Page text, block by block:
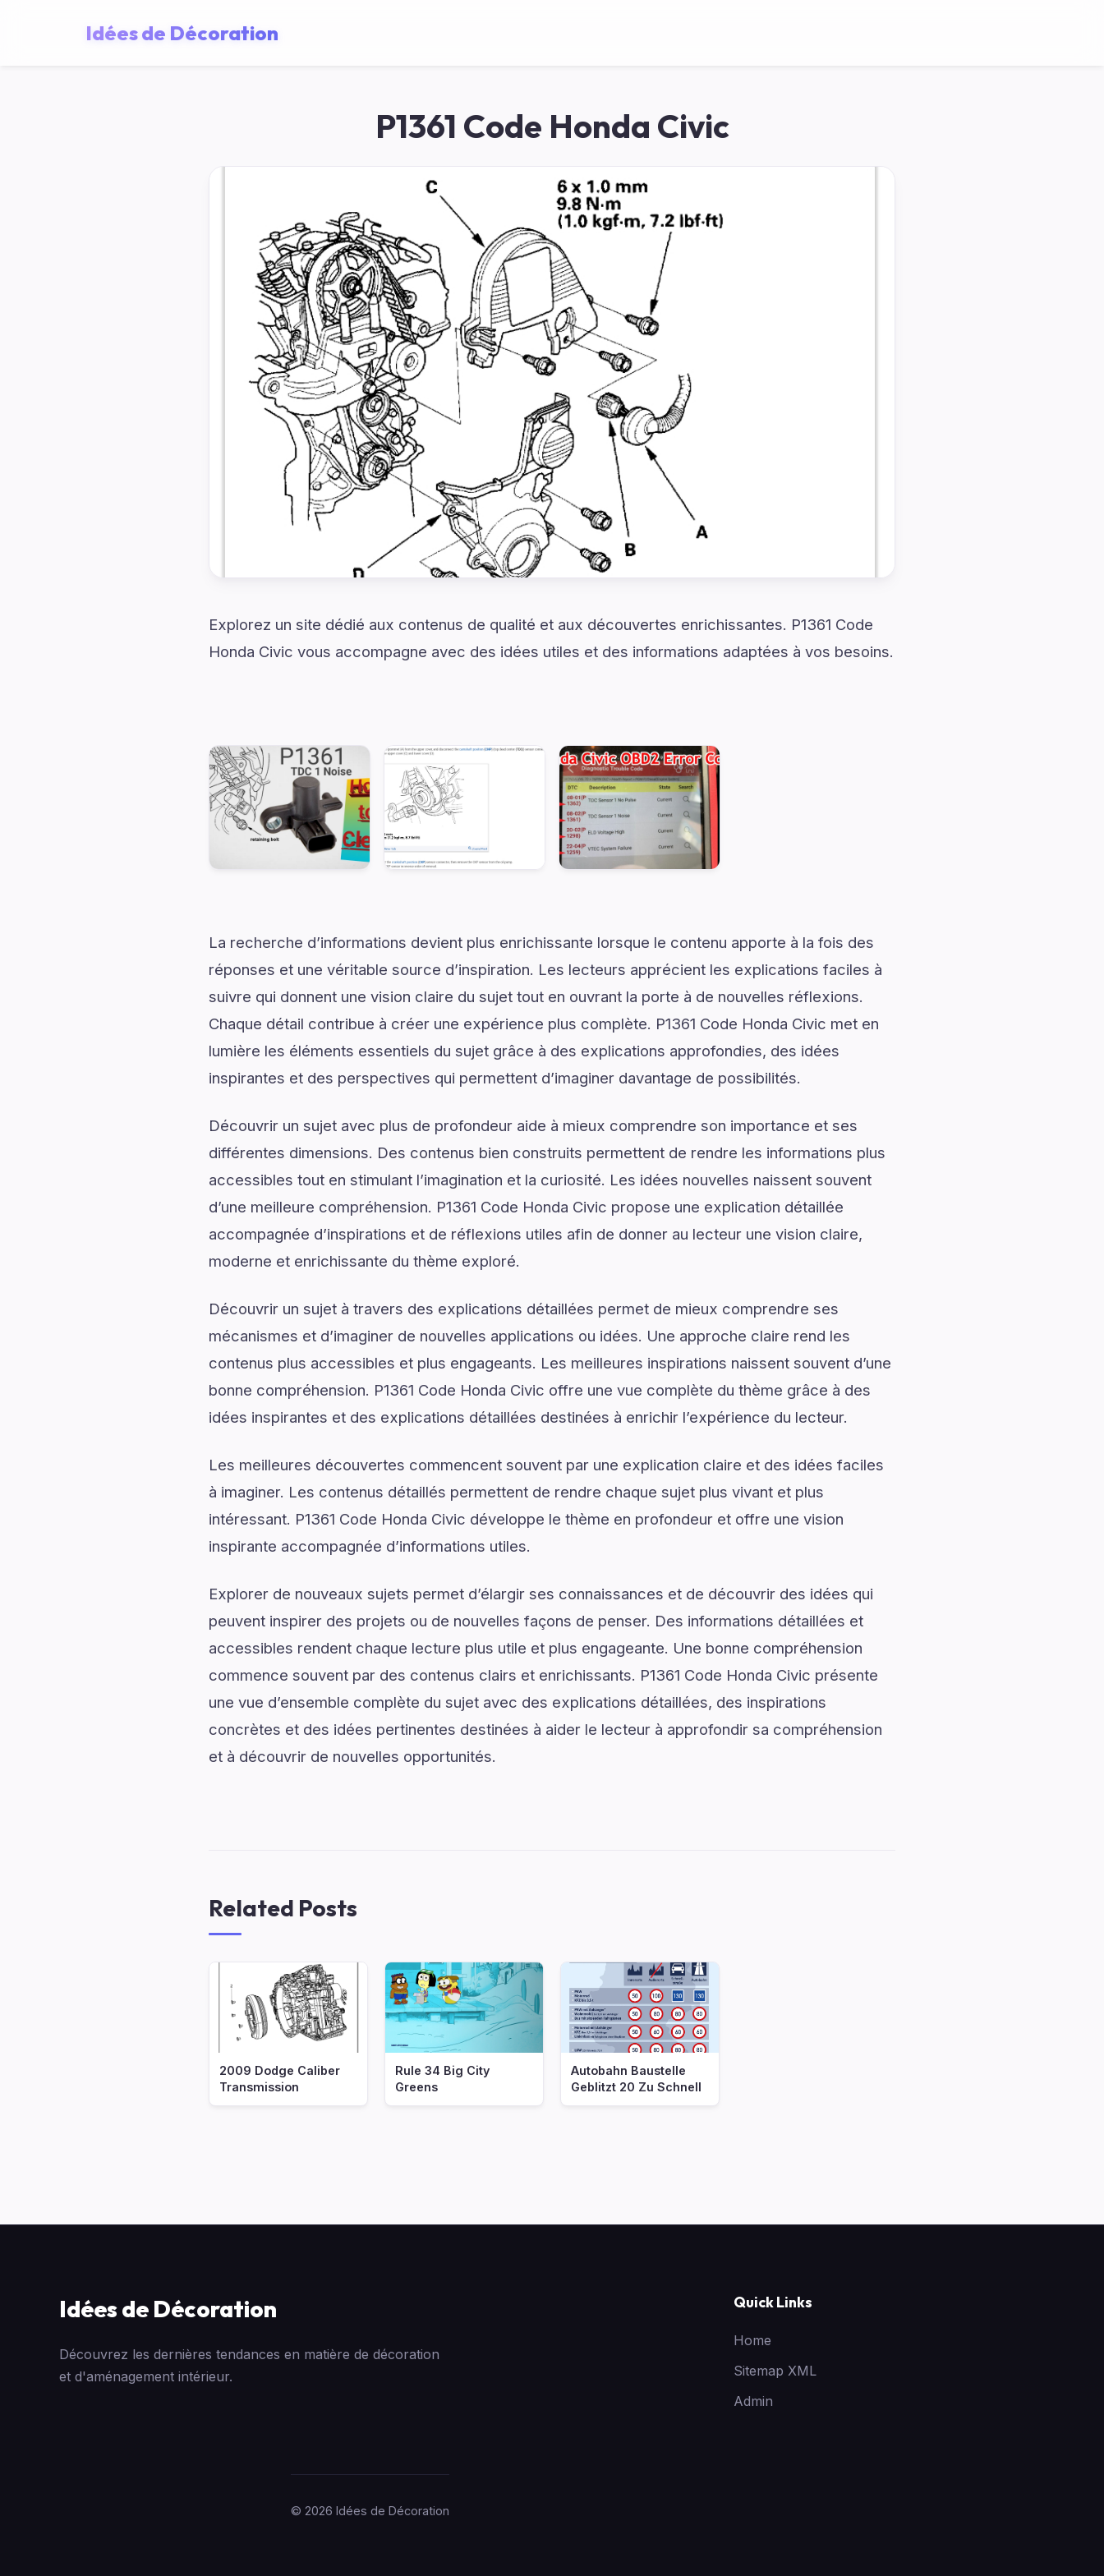
Idées de Décoration
P1361 Code Honda Civic
Explorez un site dédié aux contenus de qualité et aux découvertes enrichissantes. P1361 Code
Honda Civic vous accompagne avec des idées utiles et des informations adaptées à vos besoins.
La recherche d’informations devient plus enrichissante lorsque le contenu apporte à la fois des
réponses et une véritable source d’inspiration. Les lecteurs apprécient les explications faciles à
suivre qui donnent une vision claire du sujet tout en ouvrant la porte à de nouvelles réflexions.
Chaque détail contribue à créer une expérience plus complète. P1361 Code Honda Civic met en
lumière les éléments essentiels du sujet grâce à des explications approfondies, des idées
inspirantes et des perspectives qui permettent d’imaginer davantage de possibilités.
Découvrir un sujet avec plus de profondeur aide à mieux comprendre son importance et ses
différentes dimensions. Des contenus bien construits permettent de rendre les informations plus
accessibles tout en stimulant l’imagination et la curiosité. Les idées nouvelles naissent souvent
d’une meilleure compréhension. P1361 Code Honda Civic propose une explication détaillée
accompagnée d’inspirations et de réflexions utiles afin de donner au lecteur une vision claire,
moderne et enrichissante du thème exploré.
Découvrir un sujet à travers des explications détaillées permet de mieux comprendre ses
mécanismes et d’imaginer de nouvelles applications ou idées. Une approche claire rend les
contenus plus accessibles et plus engageants. Les meilleures inspirations naissent souvent d’une
bonne compréhension. P1361 Code Honda Civic offre une vue complète du thème grâce à des
idées inspirantes et des explications détaillées destinées à enrichir l’expérience du lecteur.
Les meilleures découvertes commencent souvent par une explication claire et des idées faciles
à imaginer. Les contenus détaillés permettent de rendre chaque sujet plus vivant et plus
intéressant. P1361 Code Honda Civic développe le thème en profondeur et offre une vision
inspirante accompagnée d’informations utiles.
Explorer de nouveaux sujets permet d’élargir ses connaissances et de découvrir des idées qui
peuvent inspirer des projets ou de nouvelles façons de penser. Des informations détaillées et
accessibles rendent chaque lecture plus utile et plus engageante. Une bonne compréhension
commence souvent par des contenus clairs et enrichissants. P1361 Code Honda Civic présente
une vue d’ensemble complète du sujet avec des explications détaillées, des inspirations
concrètes et des idées pertinentes destinées à aider le lecteur à approfondir sa compréhension
et à découvrir de nouvelles opportunités.
Related Posts
2009 Dodge Caliber
Transmission
Rule 34 Big City
Greens
Autobahn Baustelle
Geblitzt 20 Zu Schnell
Idées de Décoration
Découvrez les dernières tendances en matière de décoration
et d'aménagement intérieur.
Quick Links
Home
Sitemap XML
Admin
© 2026 Idées de Décoration